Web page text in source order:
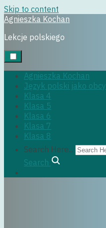
Skip to content
Agnieszka Kochan
Lekcje polskiego
Agnieszka Kochan
Język polski jako obcy
Klasa 4
Klasa 5
Klasa 6
Klasa 7
Klasa 8
Search Here...
Search
klasa6